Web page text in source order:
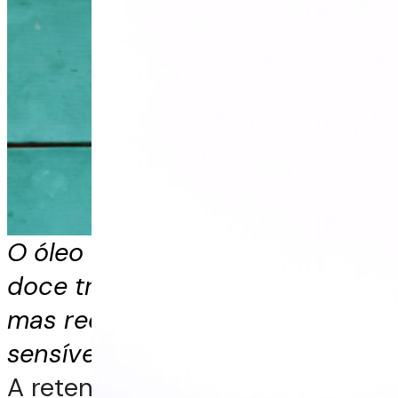
O óleo essencial de laranja
doce traz muitos benefícios,
mas requer cuidados por ser
sensível à luz.
A retenção de líquidos gera um